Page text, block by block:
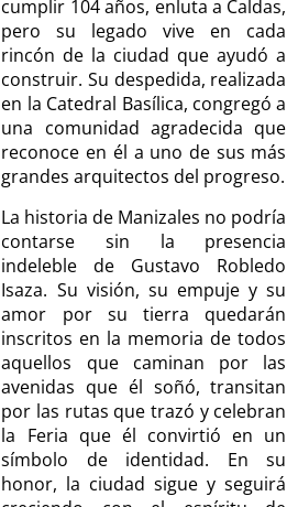
cumplir 104 años, enluta a Caldas,
pero su legado vive en cada
rincón de la ciudad que ayudó a
construir. Su despedida, realizada
en la Catedral Basílica, congregó a
una comunidad agradecida que
reconoce en él a uno de sus más
grandes arquitectos del progreso.
La historia de Manizales no podría
contarse sin la presencia
indeleble de Gustavo Robledo
Isaza. Su visión, su empuje y su
amor por su tierra quedarán
inscritos en la memoria de todos
aquellos que caminan por las
avenidas que él soñó, transitan
por las rutas que trazó y celebran
la Feria que él convirtió en un
símbolo de identidad. En su
honor, la ciudad sigue y seguirá